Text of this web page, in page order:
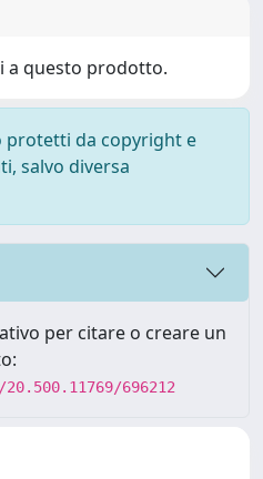
a questo prodotto.
protetti da copyright e
salvo diversa
per citare o creare un
696212